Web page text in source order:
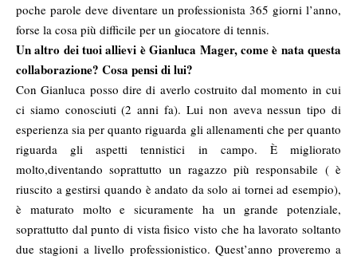
poche parole deve diventare un professionista 365 giorni l’anno,
forse la cosa più difficile per un giocatore di tennis.
Un altro dei tuoi allievi è Gianluca Mager, come è nata questa
collaborazione? Cosa pensi di lui?
Con Gianluca posso dire di averlo costruito dal momento in cui
ci siamo conosciuti (2 anni fa). Lui non aveva nessun tipo di
esperienza sia per quanto riguarda gli allenamenti che per quanto
riguarda gli aspetti tennistici in campo. È migliorato
molto,diventando soprattutto un ragazzo più responsabile ( è
riuscito a gestirsi quando è andato da solo ai tornei ad esempio),
è maturato molto e sicuramente ha un grande potenziale,
soprattutto dal punto di vista fisico visto che ha lavorato soltanto
due stagioni a livello professionistico. Quest’anno proveremo a